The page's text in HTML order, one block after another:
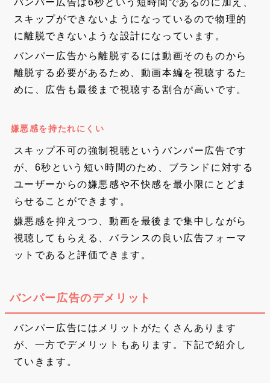
スキップができないようになっているので物理的
に離脱できないような設計になっています。
バンパー広告から離脱するには動画そのものから
離脱する必要があるため、動画本編を視聴するた
めに、広告も最後まで視聴する割合が高いです。
嫌悪感を持たれにくい
スキップ不可の強制視聴というバンパー広告です
が、6秒という短い時間のため、ブランドに対する
ユーザーからの嫌悪感や不快感を最小限にとどま
らせることができます。
嫌悪感を抑えつつ、動画を最後まで集中しながら
視聴してもらえる、バランスの良い広告フォーマ
ットであると評価できます。
バンパー広告のデメリット
バンパー広告にはメリットがたくさんあります
が、一方でデメリットもあります。下記で紹介し
ていきます。